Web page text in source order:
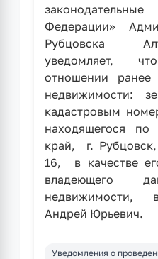
Федерации»
Рубцовска
уведомляет,
отношении ранее
недвижимости:
кадастровым
находящегося по
край, г.
16, в качестве
владеющего
недвижимости,
Андрей Юрьевич.
Уведомления о